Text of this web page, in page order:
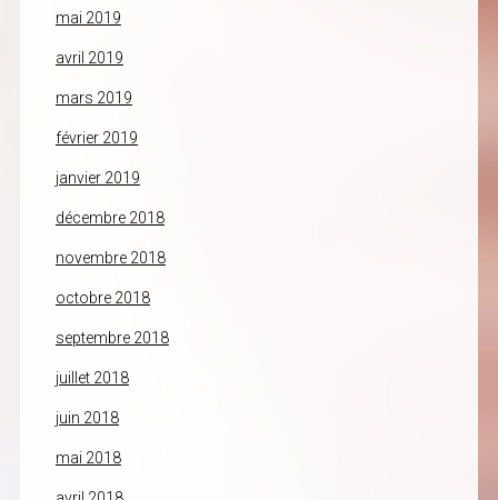
mai 2019
avril 2019
mars 2019
février 2019
janvier 2019
décembre 2018
novembre 2018
octobre 2018
septembre 2018
juillet 2018
juin 2018
mai 2018